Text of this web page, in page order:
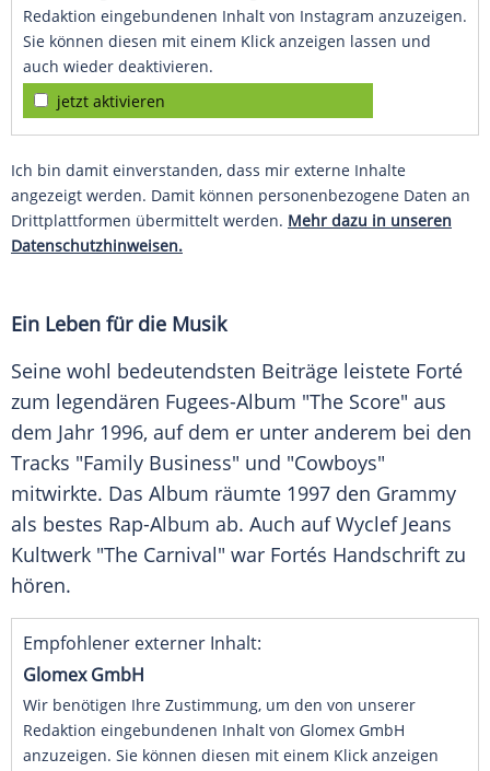
Redaktion eingebundenen Inhalt von Instagram anzuzeigen.
Sie können diesen mit einem Klick anzeigen lassen und
auch wieder deaktivieren.
jetzt aktivieren
Ich bin damit einverstanden, dass mir externe Inhalte
angezeigt werden. Damit können personenbezogene Daten an
Drittplattformen übermittelt werden. Mehr dazu in unseren
Datenschutzhinweisen.
Ein Leben für die Musik
Seine wohl bedeutendsten Beiträge leistete Forté
zum legendären Fugees-Album "The Score" aus
dem Jahr 1996, auf dem er unter anderem bei den
Tracks "Family Business" und "Cowboys"
mitwirkte. Das Album räumte 1997 den Grammy
als bestes Rap-Album ab. Auch auf Wyclef Jeans
Kultwerk "The Carnival" war Fortés Handschrift zu
hören.
Empfohlener externer Inhalt:
Glomex GmbH
Wir benötigen Ihre Zustimmung, um den von unserer
Redaktion eingebundenen Inhalt von Glomex GmbH
anzuzeigen. Sie können diesen mit einem Klick anzeigen